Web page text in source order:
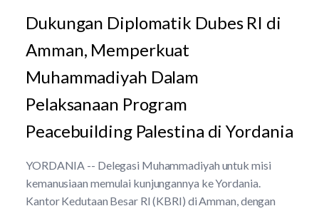
Dukungan Diplomatik Dubes RI di
Amman, Memperkuat
Muhammadiyah Dalam
Pelaksanaan Program
Peacebuilding Palestina di Yordania
YORDANIA -- Delegasi Muhammadiyah untuk misi
kemanusiaan memulai kunjungannya ke Yordania.
Kantor Kedutaan Besar RI (KBRI) di Amman, dengan